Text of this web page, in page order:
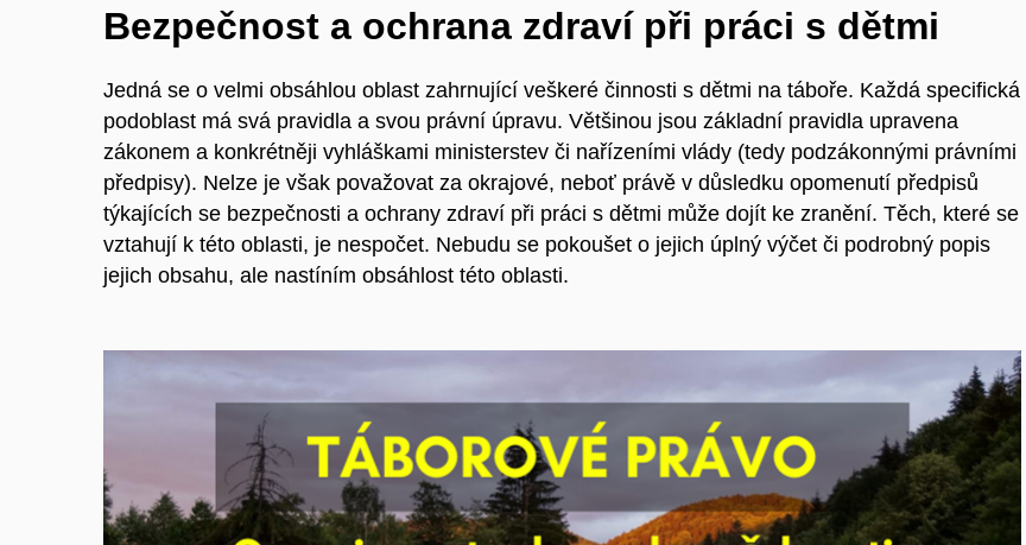
Bezpečnost a ochrana zdraví při práci s dětmi
Jedná se o velmi obsáhlou oblast zahrnující veškeré činnosti s dětmi na táboře. Každá specifická
podoblast má svá pravidla a svou právní úpravu. Většinou jsou základní pravidla upravena
zákonem a konkrétněji vyhláškami ministerstev či nařízeními vlády (tedy podzákonnými právními
předpisy). Nelze je však považovat za okrajové, neboť právě v důsledku opomenutí předpisů
týkajících se bezpečnosti a ochrany zdraví při práci s dětmi může dojít ke zranění. Těch, které se
vztahují k této oblasti, je nespočet. Nebudu se pokoušet o jejich úplný výčet či podrobný popis
jejich obsahu, ale nastíním obsáhlost této oblasti.